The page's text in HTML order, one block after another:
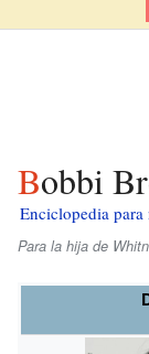
Bobbi
Enciclopedia para
Para la hija de